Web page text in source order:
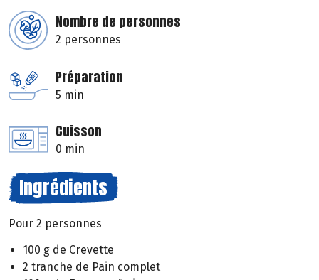
Nombre de personnes
2 personnes
Préparation
5 min
Cuisson
0 min
Ingrédients
Pour 2 personnes
100 g de Crevette
2 tranche de Pain complet